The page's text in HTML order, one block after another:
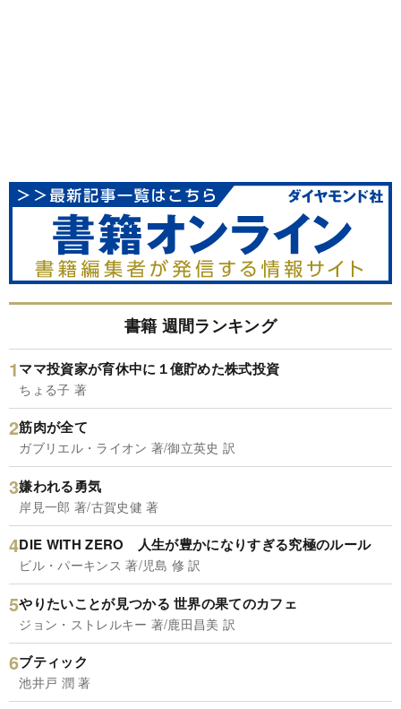
書籍 週間ランキング
ママ投資家が育休中に１億貯めた株式投資
ちょる子 著
筋肉が全て
ガブリエル・ライオン 著/御立英史 訳
嫌われる勇気
岸見一郎 著/古賀史健 著
DIE WITH ZERO 人生が豊かになりすぎる究極のルール
ビル・パーキンス 著/児島 修 訳
やりたいことが見つかる 世界の果てのカフェ
ジョン・ストレルキー 著/鹿田昌美 訳
ブティック
池井戸 潤 著